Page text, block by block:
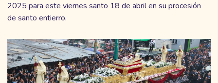
2025 para este viernes santo 18 de abril en su procesión
de santo entierro.